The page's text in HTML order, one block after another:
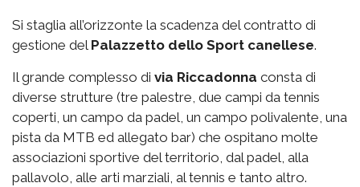
Si staglia all’orizzonte la scadenza del contratto di
gestione del Palazzetto dello Sport canellese.
Il grande complesso di via Riccadonna consta di
diverse strutture (tre palestre, due campi da tennis
coperti, un campo da padel, un campo polivalente, una
pista da MTB ed allegato bar) che ospitano molte
associazioni sportive del territorio, dal padel, alla
pallavolo, alle arti marziali, al tennis e tanto altro.